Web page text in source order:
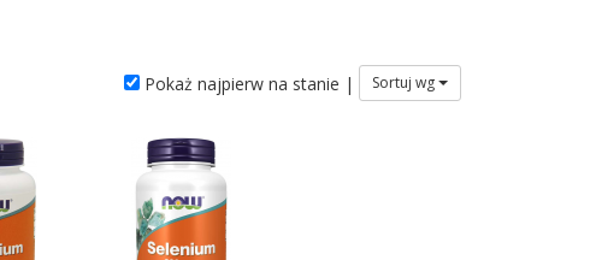
Pokaż najpierw na stanie | Sortuj wg